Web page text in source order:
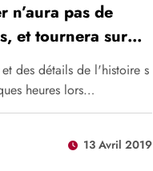
n’aura pas de
et tournera sur
des détails de l'histoire s
heures lors…
13 Avril 2019